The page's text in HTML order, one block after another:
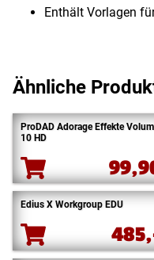
Enthält Vorlagen
Ähnliche
ProDAD Adorage Effekte
10 HD
Edius X Workgroup EDU